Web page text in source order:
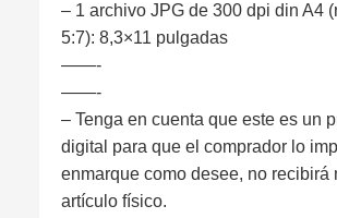
– 1 archivo JPG de 300 dpi din A4
5:7): 8,3×11 pulgadas
——-
——-
– Tenga en cuenta que este es un
digital para que el comprador lo
enmarque como desee, no recibirá
artículo físico.